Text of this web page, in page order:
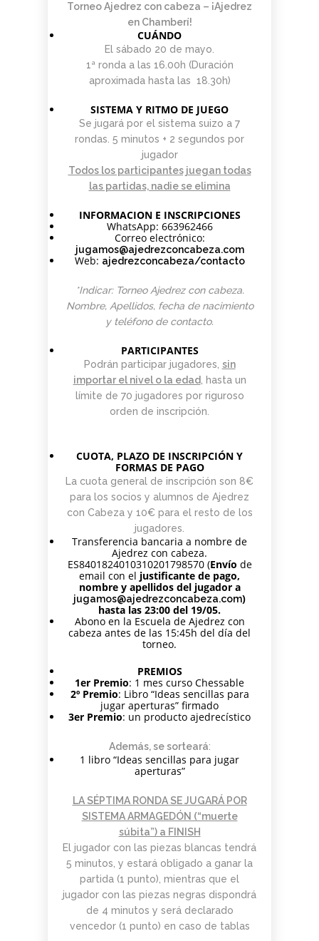
Torneo Ajedrez con cabeza – ¡Ajedrez
en Chamberí!
CUÁNDO
El sábado 20 de mayo.
1ª ronda a las 16.00h (Duración
aproximada hasta las 18.30h)
SISTEMA Y RITMO DE JUEGO
Se jugará por el sistema suizo a 7
rondas. 5 minutos + 2 segundos por
jugador
Todos los participantes juegan todas
las partidas, nadie se elimina
INFORMACION E INSCRIPCIONES
WhatsApp: 663962466
Correo electrónico:
jugamos@ajedrezconcabeza.com
Web: ajedrezconcabeza/contacto
*Indicar: Torneo Ajedrez con cabeza.
Nombre, Apellidos, fecha de nacimiento
y teléfono de contacto.
PARTICIPANTES
Podrán participar jugadores, sin
importar el nivel o la edad , hasta un
límite de 70 jugadores por riguroso
orden de inscripción.
CUOTA, PLAZO DE INSCRIPCIÓN Y
FORMAS DE PAGO
La cuota general de inscripción son 8€
para los socios y alumnos de Ajedrez
con Cabeza y 10€ para el resto de los
jugadores.
Transferencia bancaria a nombre de
Ajedrez con cabeza.
ES8401824010310201798570 (Envío de
email con el justificante de pago,
nombre y apellidos del jugador a
jugamos@ajedrezconcabeza.com)
hasta las 23:00 del 19/05.
Abono en la Escuela de Ajedrez con
cabeza antes de las 15:45h del día del
torneo.
PREMIOS
1er Premio: 1 mes curso Chessable
2º Premio: Libro “Ideas sencillas para
jugar aperturas” firmado
3er Premio: un producto ajedrecístico
Además, se sorteará:
1 libro “Ideas sencillas para jugar
aperturas”
LA SÉPTIMA RONDA SE JUGARÁ POR
SISTEMA ARMAGEDÓN (“muerte
súbita”) a FINISH
El jugador con las piezas blancas tendrá
5 minutos, y estará obligado a ganar la
partida (1 punto), mientras que el
jugador con las piezas negras dispondrá
de 4 minutos y será declarado
vencedor (1 punto) en caso de tablas